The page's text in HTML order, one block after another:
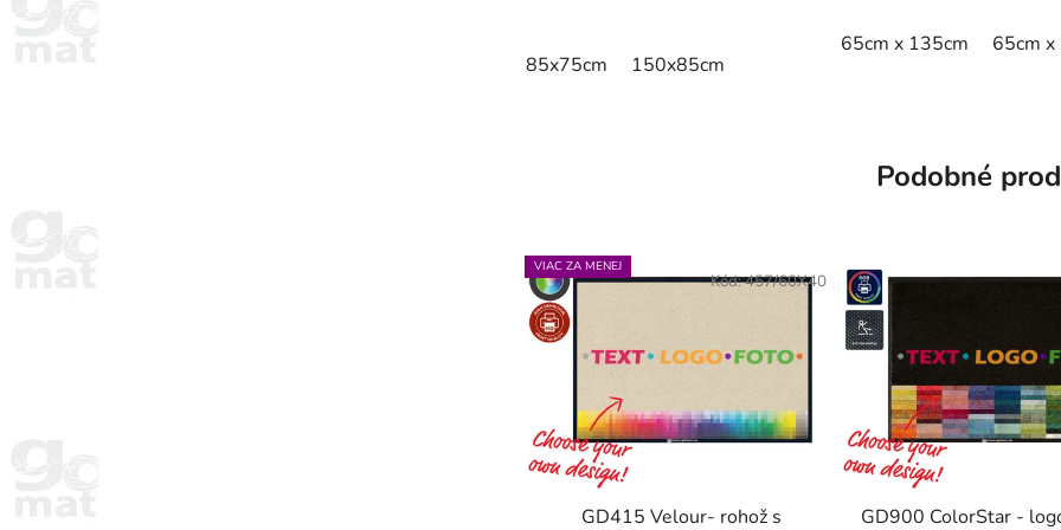
85x75cm 150x85cm
65cm x 135cm 65cm
Podobné
VIAC ZA MENEJ
GD415 Velour- rohož s
Kód:457/60X40
GD900 ColorStar -